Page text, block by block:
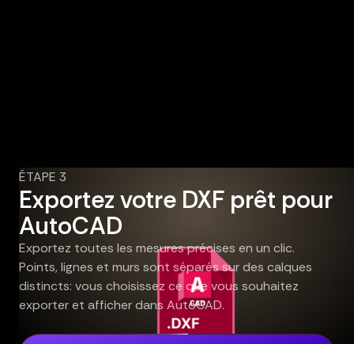
ÉTAPE 3
Exportez votre DXF prêt pour
AutoCAD
Exportez toutes les mesures précises en un clic.
Points, lignes et murs sont séparés sur des calques
distincts: vous choisissez ce que vous souhaitez
exporter et afficher dans AutoCAD.